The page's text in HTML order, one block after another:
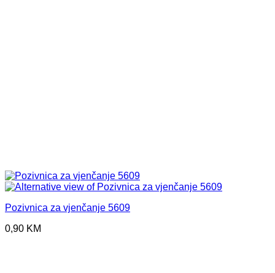
Pozivnica za vjenčanje 5609
0,90 KM